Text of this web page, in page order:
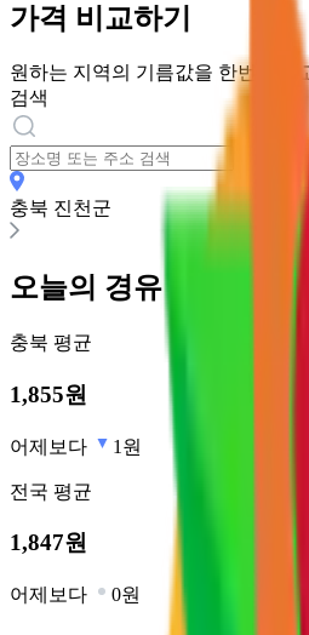
가격 비교하기
원하는 지역의 기름값을 한번에 비
검색
충북 진천군
오늘의 경유가격
충북 평균
1,855원
어제보다 1원
전국 평균
1,847원
어제보다 0원